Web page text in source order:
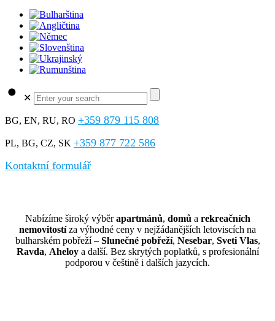
✕
BG, EN, RU, RO +359 879 115 808
PL, BG, CZ, SK +359 877 722 586
Kontaktní formulář
Nabízíme široký výběrapartmánů, domů a rekreačních
nemovitostíza výhodné ceny v nejžádanějších letoviscích na
bulharském pobřeží – Slunečné pobřeží, Nesebar, Sveti Vlas,
Ravda, Aheloya další. Bez skrytých poplatků, s profesionální
podporou v češtině i dalších jazycích.